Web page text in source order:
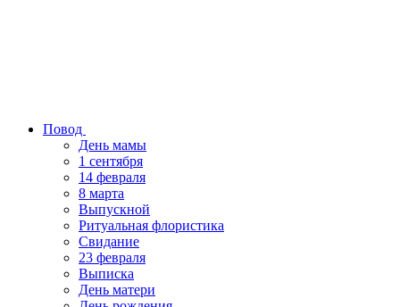
Повод
День мамы
1 сентября
14 февраля
8 марта
Выпускной
Ритуальная флористика
Свидание
23 февраля
Выписка
День матери